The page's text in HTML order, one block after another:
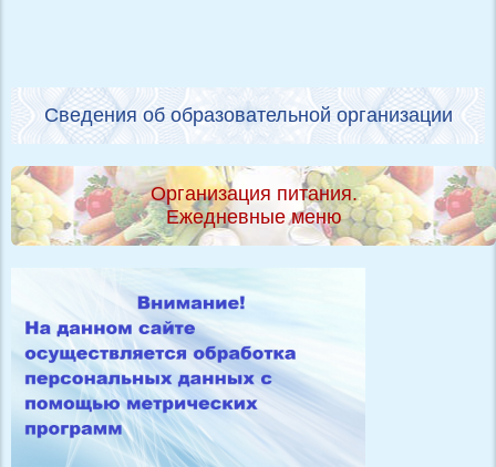
Сведения об образовательной организации
Организация питания.
Ежедневные меню